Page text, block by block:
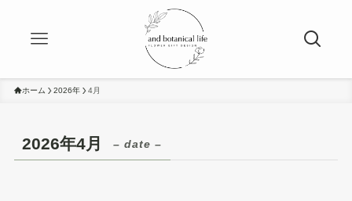
ホーム 2026年 4月
2026年4月 – date –